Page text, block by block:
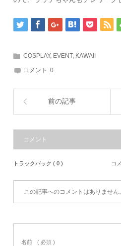
COSPLAY, EVENT, KAWAII
コメント:0
前の記事
コメント
トラックバック ( 0 ) コ
この記事へのコメントはありません
名前 ( 必須 )